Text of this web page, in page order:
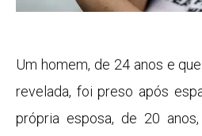
Um homem, de 24 anos e
revelada, foi preso após
própria esposa, de 20